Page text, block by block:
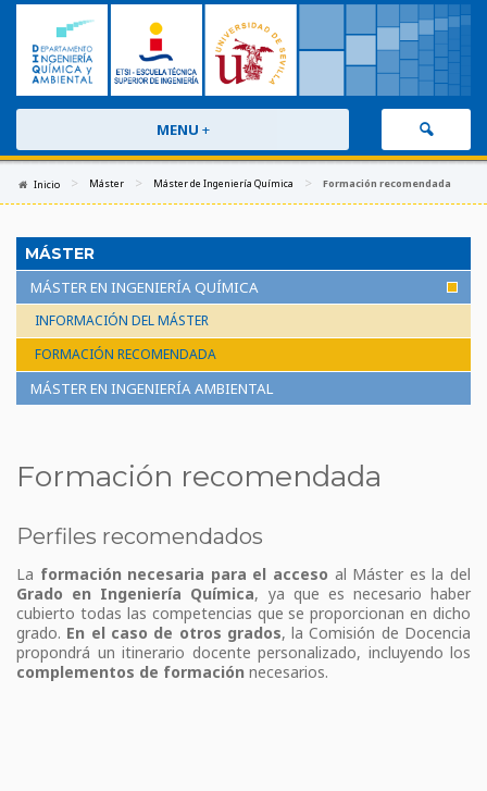
MENU +
Inicio > Máster > Máster de Ingeniería Química > Formación recomendada
MÁSTER
MÁSTER EN INGENIERÍA QUÍMICA
INFORMACIÓN DEL MÁSTER
FORMACIÓN RECOMENDADA
MÁSTER EN INGENIERÍA AMBIENTAL
Formación recomendada
Perfiles recomendados
La formación necesaria para el acceso al Máster es la del
Grado en Ingeniería Química, ya que es necesario haber
cubierto todas las competencias que se proporcionan en dicho
grado. En el caso de otros grados, la Comisión de Docencia
propondrá un itinerario docente personalizado, incluyendo los
complementos de formación necesarios.